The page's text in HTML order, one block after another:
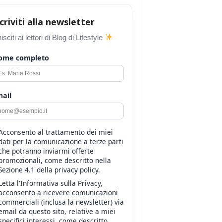
alla newsletter
ai lettori di Blog di Lifestyle
completo
al trattamento dei miei
per la comunicazione a terze parti
potranno inviarmi offerte
come descritto nella
4.1 della privacy policy.
l'Informativa sulla Privacy,
a ricevere comunicazioni
(inclusa la newsletter) via
da questo sito, relative a miei